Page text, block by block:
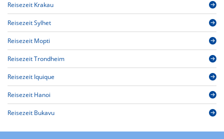
Reisezeit Krakau
Reisezeit Sylhet
Reisezeit Mopti
Reisezeit Trondheim
Reisezeit Iquique
Reisezeit Hanoi
Reisezeit Bukavu